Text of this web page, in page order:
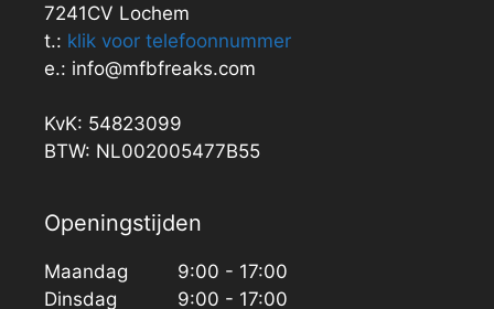
7241CV Lochem
t.: klik voor telefoonnummer
e.: info@mfbfreaks.com
KvK: 54823099
BTW: NL002005477B55
Openingstijden
Maandag
Dinsdag
9:00 - 17:00
9:00 - 17:00